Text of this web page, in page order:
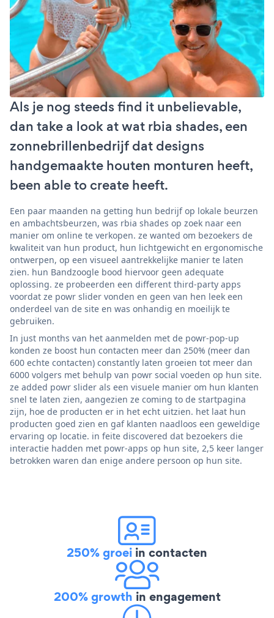
Als je nog steeds find it unbelievable,
dan take a look at wat rbia shades, een
zonnebrillenbedrijf dat designs
handgemaakte houten monturen heeft,
been able to create heeft.
Een paar maanden na getting hun bedrijf op lokale beurzen
en ambachtsbeurzen, was rbia shades op zoek naar een
manier om online te verkopen. ze wanted om bezoekers de
kwaliteit van hun product, hun lichtgewicht en ergonomische
ontwerpen, op een visueel aantrekkelijke manier te laten
zien. hun Bandzoogle bood hiervoor geen adequate
oplossing. ze probeerden een different third-party apps
voordat ze powr slider vonden en geen van hen leek een
onderdeel van de site en was onhandig en moeilijk te
gebruiken.
In just months van het aanmelden met de powr-pop-up
konden ze boost hun contacten meer dan 250% (meer dan
600 echte contacten) constantly laten groeien tot meer dan
6000 volgers met behulp van powr social voeden op hun site.
ze added powr slider als een visuele manier om hun klanten
snel te laten zien, aangezien ze coming to de startpagina
zijn, hoe de producten er in het echt uitzien. het laat hun
producten goed zien en gaf klanten naadloos een geweldige
ervaring op locatie. in feite discovered dat bezoekers die
interactie hadden met powr-apps op hun site, 2,5 keer langer
betrokken waren dan enige andere persoon op hun site.
250% groei in contacten
200% growth in engagement